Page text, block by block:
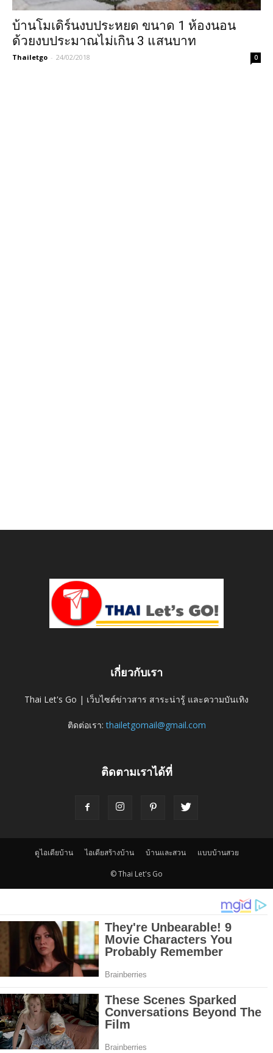
บ้านโมเดิร์นงบประหยด ขนาด 1 ห้องนอน
ด้วยงบประมาณไม่เกิน 3 แสนบาท
Thailetgo - 24/02/2018 0
เกี่ยวกับเรา
Thai Let's Go | เว็บไซต์ข่าวสาร สาระน่ารู้ และความบันเทิง
ติดต่อเรา:thailetgomail@gmail.com
ติดตามเราได้ที่
ดูไอเดียบ้าน ไอเดียสร้างบ้าน บ้านและสวน แบบบ้านสวย
© Thai Let's Go